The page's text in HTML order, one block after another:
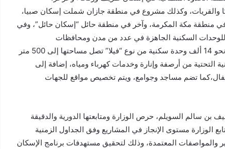
وكذلك مشروع في منطقة جازان شملت إسكان صبيا،
منطقة مكة المكرمة، وآخر في منطقة حائل “إسكان حائل”، وفي
للوحدات السكنية الجاهزة في عدد من مدن ومحافظات
المملكة،حيث أعلنت الوزارة عن 40 مشروعاً توفر نحو 14 ألف وحدة سكنية من نوع “فيلا” تصل مساحتها إلى 500 متر
التحتية من أرصفة وإنارة وخدمات كهرباء ومياه، إضافة إلى
تضم مساجد وجوامع، ويتم تخصيص مواقع للجهات
سالم السويلم، حرص الوزارة ومتابعتها الدورية والدقيقة
الوزارة مستوى الإنجاز في المشاريع وفق الجداول الزمنية
والمواصفات المعتمدة، وذلك لتحقيق مستهدفات برنامج الإسكان